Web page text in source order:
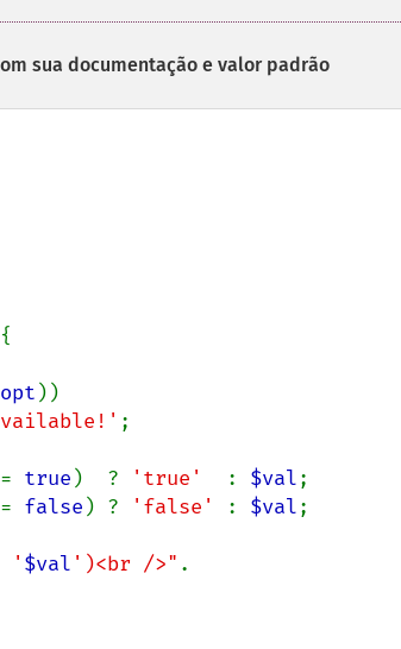
sua documentação e valor padrão
))
;
true )  ? 'true' : $val;
false ) ? 'false' : $val;
' $val ')<br />" .